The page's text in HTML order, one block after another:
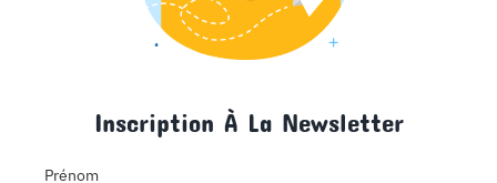
Inscription À La Newsletter
Prénom